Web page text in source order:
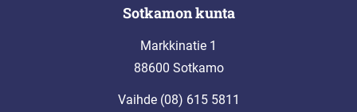
Sotkamon kunta
Markkinatie 1
88600 Sotkamo
Vaihde (08) 615 5811